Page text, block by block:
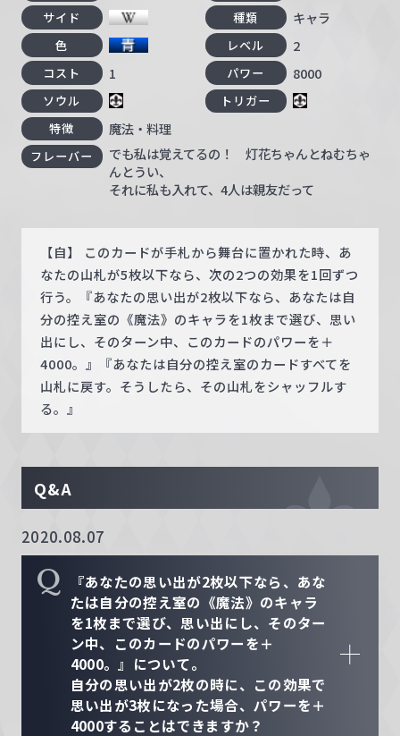
サイド 種類 キャラ
色 レベル 2
コスト 1 パワー 8000
ソウル
トリガー
特徴
魔法・料理
フレーバー
でも私は覚えてるの！ 灯花ちゃんとねむちゃ
んとうい、
それに私も入れて、4人は親友だって
【自】 このカードが手札から舞台に置かれた時、あ
なたの山札が5枚以下なら、次の2つの効果を1回ずつ
行う。『あなたの思い出が2枚以下なら、あなたは自
分の控え室の《魔法》のキャラを1枚まで選び、思い
出にし、そのターン中、このカードのパワーを＋
4000。』『あなたは自分の控え室のカードすべてを
山札に戻す。そうしたら、その山札をシャッフルす
る。』
Q&A
2020.08.07
Q
『あなたの思い出が2枚以下なら、あな
たは自分の控え室の《魔法》のキャラ
を1枚まで選び、思い出にし、そのター
ン中、このカードのパワーを＋
4000。』について。
自分の思い出が2枚の時に、この効果で
思い出が3枚になった場合、パワーを＋
4000することはできますか？